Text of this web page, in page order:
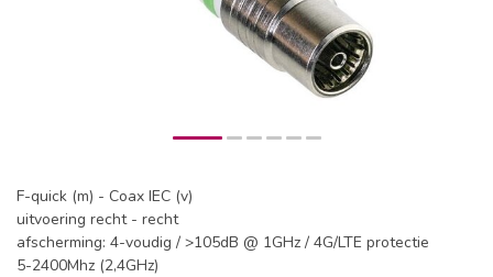
F-quick (m) - Coax IEC (v)
uitvoering recht - recht
afscherming: 4-voudig / >105dB @ 1GHz / 4G/LTE protectie
5-2400Mhz (2,4GHz)